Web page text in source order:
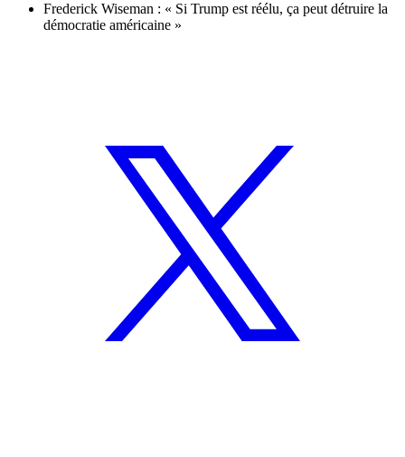
Frederick Wiseman : « Si Trump est réélu, ça peut détruire la
démocratie américaine »